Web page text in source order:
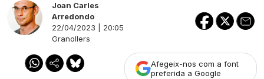
Joan Carles
Arredondo
22/04/2023 | 20:05
Granollers
Afegeix-nos com a font
preferida a Google